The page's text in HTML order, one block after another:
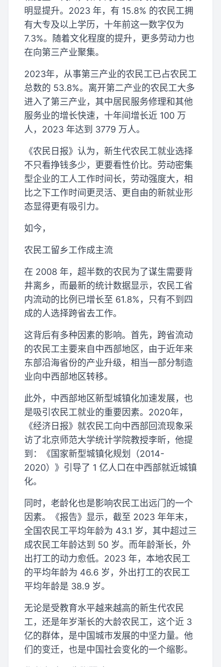
明显提升。2023 年，有 15.8% 的农民工拥
有大专及以上学历，十年前这一数字仅为
7.3%。随着文化程度的提升，更多劳动力也
在向第三产业聚集。
2023年，从事第三产业的农民工已占农民工
总数的 53.8%。离开第二产业的农民工大多
进入了第三产业，其中居民服务修理和其他
服务业的增长快速，十年间增长近 100 万
人，2023 年达到 3779 万人。
《农民日报》认为，新生代农民工就业选择
不只看挣钱多少，更要看性价比。劳动密集
型企业的工人工作时间长，劳动强度大，相
比之下工作时间更灵活、更自由的新就业形
态显得更有吸引力。
如今，
农民工留乡工作成主流
在 2008 年，超半数的农民为了谋生需要背
井离乡，而最新的统计数据显示，农民工省
内流动的比例已增长至 61.8%，只有不到四
成的人选择跨省去工作。
这背后有多种因素的影响。首先，跨省流动
的农民工主要来自中西部地区，由于近年来
东部沿海省份的产业升级，相当一部分制造
业向中西部地区转移。
此外，中西部地区新型城镇化加速发展，也
是吸引农民工就业的重要因素。2020年，
《经济日报》就农民工向中西部回流现象采
访了北京师范大学统计学院教授李昕，他提
到：《国家新型城镇化规划（2014-
2020）》引导了 1 亿人口在中西部就近城镇
化。
同时，老龄化也是影响农民工出远门的一个
因素。《报告》显示，截至 2023 年年末，
全国农民工平均年龄为 43.1 岁，其中超过三
成农民工年龄达到 50 岁。而年龄渐长，外
出打工的动力愈低。2023 年，本地农民工
的平均年龄为 46.6 岁，外出打工的农民工
平均年龄是 38.9 岁。
无论是受教育水平越来越高的新生代农民
工，还是年岁渐长的大龄农民工，这个近 3
亿的群体，是中国城市发展的中坚力量。他
们的变迁，也是中国社会变化的一个缩影。